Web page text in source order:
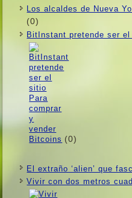
Los alcaldes de Nueva
(0)
BitInstant pretende ser
(0)
El extraño ‘alien’ que
Vivir con dos metros